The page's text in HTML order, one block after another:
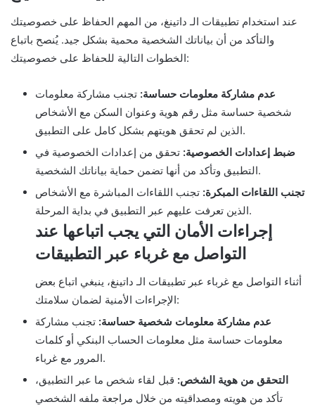
عند استخدام تطبيقات الـ داتينغ، من المهم الحفاظ على خصوصيتك
والتأكد من أن بياناتك الشخصية محمية بشكل جيد. يُنصح باتباع
الخطوات التالية للحفاظ على خصوصيتك:
عدم مشاركة معلومات حساسة: تجنب مشاركة معلومات
شخصية حساسة مثل رقم هوية وعنوان السكن مع الأشخاص
الذين لم تحقق هويتهم بشكل كامل على التطبيق.
ضبط إعدادات الخصوصية: تحقق من إعدادات الخصوصية في
التطبيق وتأكد من أنها تضمن حماية بياناتك الشخصية.
تجنب اللقاءات المبكرة: تجنب اللقاءات المباشرة مع الأشخاص
الذين تعرفت عليهم عبر التطبيق في بداية المرحلة.
إجراءات الأمان التي يجب اتباعها عند
التواصل مع غرباء عبر التطبيقات
أثناء التواصل مع غرباء عبر تطبيقات الـ داتينغ، ينبغي اتباع بعض
الإجراءات الأمنية لضمان سلامتك:
عدم مشاركة معلومات شخصية حساسة: تجنب مشاركة
معلومات حساسة مثل معلومات الحساب البنكي أو كلمات
المرور مع غرباء.
التحقق من هوية الشخص: قبل لقاء شخص ما عبر التطبيق،
تأكد من هويته ومصداقيته من خلال مراجعة ملفه الشخصي